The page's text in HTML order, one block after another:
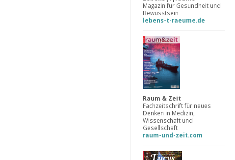
Magazin für Gesundheit und
Bewusstsein
lebens-t-raeume.de
Raum & Zeit
Fachzeitschrift für neues
Denken in Medizin,
Wissenschaft und
Gesellschaft
raum-und-zeit.com